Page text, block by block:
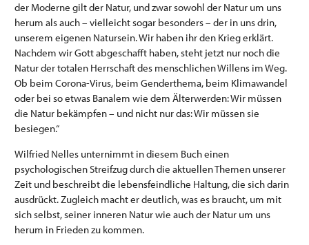
der Moderne gilt der Natur, und zwar sowohl der Natur um uns
herum als auch – vielleicht sogar besonders – der in uns drin,
unserem eigenen Natursein. Wir haben ihr den Krieg erklärt.
Nachdem wir Gott abgeschafft haben, steht jetzt nur noch die
Natur der totalen Herrschaft des menschlichen Willens im Weg.
Ob beim Corona-Virus, beim Genderthema, beim Klimawandel
oder bei so etwas Banalem wie dem Älterwerden: Wir müssen
die Natur bekämpfen – und nicht nur das: Wir müssen sie
besiegen.“
Wilfried Nelles unternimmt in diesem Buch einen
psychologischen Streifzug durch die aktuellen Themen unserer
Zeit und beschreibt die lebensfeindliche Haltung, die sich darin
ausdrückt. Zugleich macht er deutlich, was es braucht, um mit
sich selbst, seiner inneren Natur wie auch der Natur um uns
herum in Frieden zu kommen.